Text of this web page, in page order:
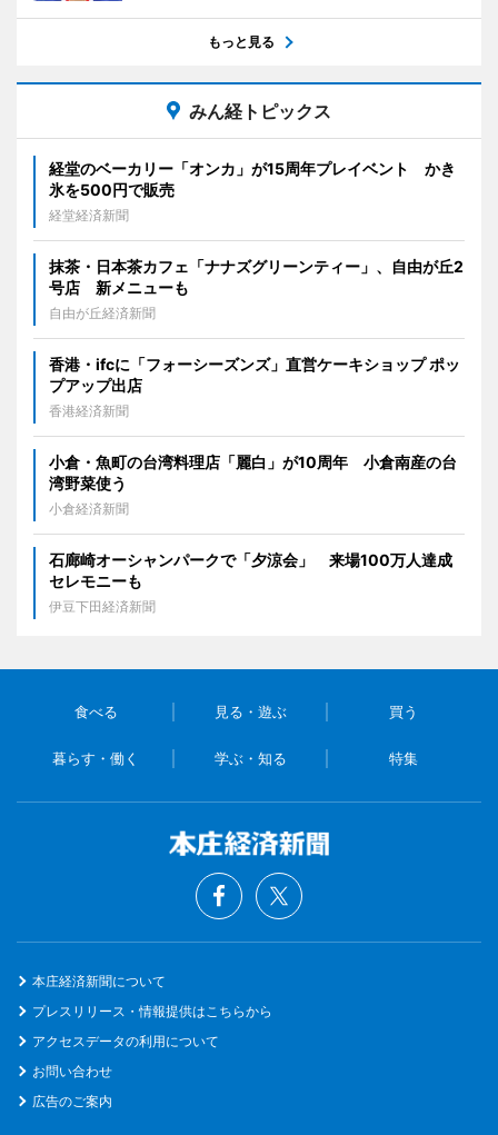
もっと見る
みん経トピックス
経堂のベーカリー「オンカ」が15周年プレイベント かき
氷を500円で販売
経堂経済新聞
抹茶・日本茶カフェ「ナナズグリーンティー」、自由が丘2
号店 新メニューも
自由が丘経済新聞
香港・ifcに「フォーシーズンズ」直営ケーキショップ ポッ
プアップ出店
香港経済新聞
小倉・魚町の台湾料理店「麗白」が10周年 小倉南産の台
湾野菜使う
小倉経済新聞
石廊崎オーシャンパークで「夕涼会」 来場100万人達成
セレモニーも
伊豆下田経済新聞
食べる 見る・遊ぶ 買う
暮らす・働く 学ぶ・知る 特集
本庄経済新聞について
プレスリリース・情報提供はこちらから
アクセスデータの利用について
お問い合わせ
広告のご案内